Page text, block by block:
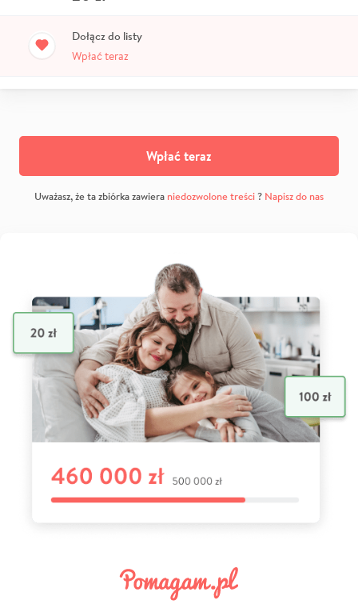
Dołącz do listy
Wpłać teraz
Wpłać teraz
Uważasz, że ta zbiórka zawiera niedozwolone treści? Napisz do nas